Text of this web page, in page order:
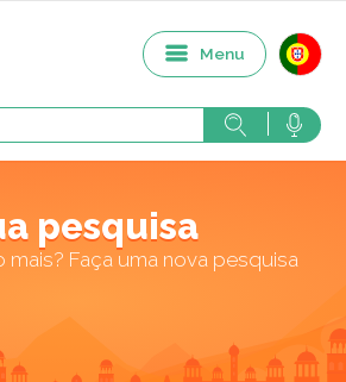
Menu
pesquisa
mais? Faça uma nova pesquisa